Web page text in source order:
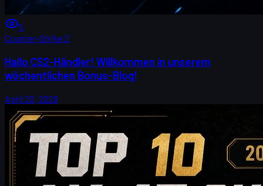
5
Counter-Strike 2
Hallo CS2-Händler! Willkommen in unserem
wöchentlichen Bonus-Blog!
April 20, 2026